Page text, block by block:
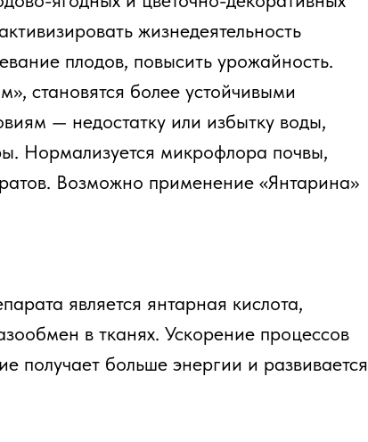
жизнедеятельность
плодов, повысить урожайность.
становятся более устойчивыми
— недостатку или избытку воды,
Нормализуется микрофлора почвы,
Возможно применение «Янтарина»
является янтарная кислота,
в тканях. Ускорение процессов
получает больше энергии и развивается